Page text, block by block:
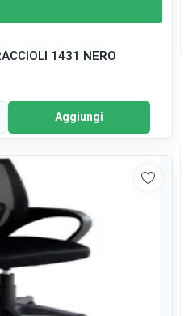
1431 NERO
Aggiungi